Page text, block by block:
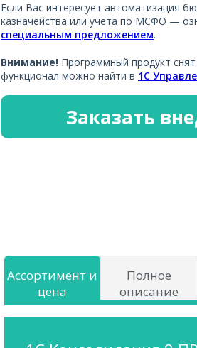
Если Вас интересует автоматизация
казначейства или учета по МСФО —
специальным предложением.
Внимание! Программный продукт
функционал можно найти в 1С
Заказать
Ассортимент и
цена
Полное
описание